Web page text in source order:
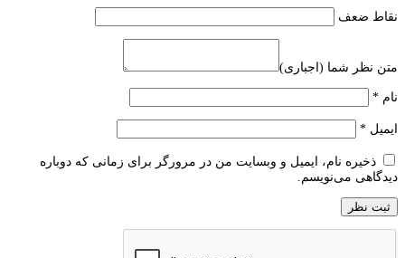
نقاط ضعف
متن نظر شما (اجباری)
نام *
ایمیل *
ذخیره نام، ایمیل و وبسایت من در مرورگر برای زمانی که دوباره
دیدگاهی می‌نویسم.